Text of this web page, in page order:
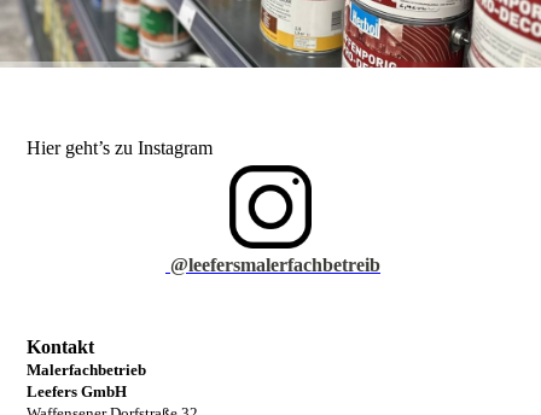
Hier geht’s zu Instagram
@leefersmalerfachbetreib
Kontakt
Malerfachbetrieb
Leefers GmbH